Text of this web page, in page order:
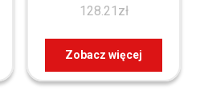
128.21 zł
Zobacz więcej